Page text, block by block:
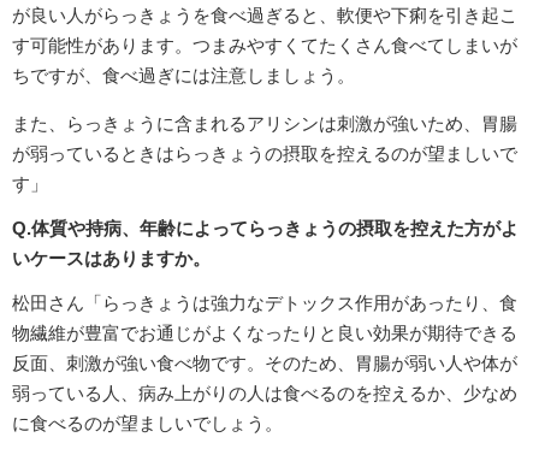
が良い人がらっきょうを食べ過ぎると、軟便や下痢を引き起こ
す可能性があります。つまみやすくてたくさん食べてしまいが
ちですが、食べ過ぎには注意しましょう。
また、らっきょうに含まれるアリシンは刺激が強いため、胃腸
が弱っているときはらっきょうの摂取を控えるのが望ましいで
す」
Q.体質や持病、年齢によってらっきょうの摂取を控えた方がよ
いケースはありますか。
松田さん「らっきょうは強力なデトックス作用があったり、食
物繊維が豊富でお通じがよくなったりと良い効果が期待できる
反面、刺激が強い食べ物です。そのため、胃腸が弱い人や体が
弱っている人、病み上がりの人は食べるのを控えるか、少なめ
に食べるのが望ましいでしょう。